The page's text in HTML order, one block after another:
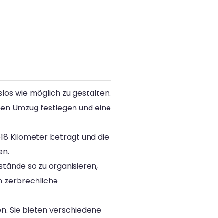
wie möglich zu gestalten.
Umzug festlegen und eine
Kilometer beträgt und die
so zu organisieren,
zerbrechliche
Sie bieten verschiedene